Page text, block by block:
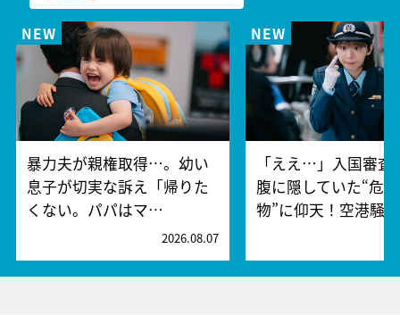
暴力夫が親権取得…。幼い
息子が切実な訴え「帰りた
くない。パパはマ…
2026.08.07
「ええ…」入国審査
腹に隠していた“危
物”に仰天！空港騒